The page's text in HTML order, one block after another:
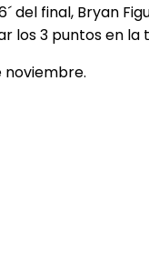
del final, Bryan
los 3 puntos en la